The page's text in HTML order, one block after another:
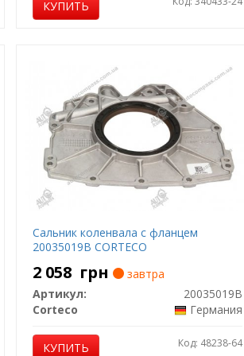
КУПИТЬ
Сальник коленвала с фланцем
20035019B CORTECO
2 058 грн
завтра
Артикул:
20035019B
Corteco
Германия
КУПИТЬ Код: 48238-64